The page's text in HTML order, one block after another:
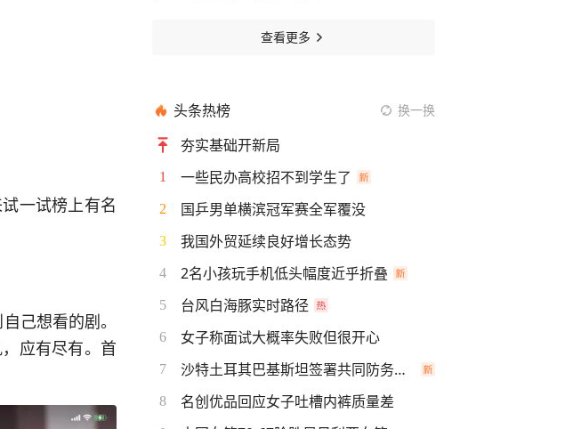
一试榜上有名
己想看的剧。
应有尽有。首
查看更多
头条热榜 换一换
夯实基础开新局
1 一些民办高校招不到学生了
2 国乒男单横滨冠军赛全军覆没
3 我国外贸延续良好增长态势
4 2名小孩玩手机低头幅度近乎折叠
5 台风白海豚实时路径
6 女子称面试大概率失败但很开心
7 沙特土耳其巴基斯坦签署共同防务协议
8 名创优品回应女子吐槽内裤质量差